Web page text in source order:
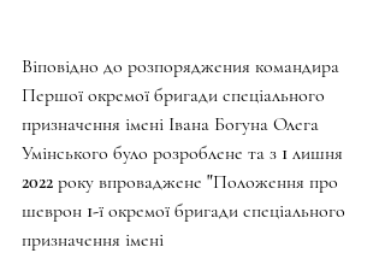
Віповідно до розпоряджения командира
Першої окремої бригади спеціального
призначення імені Івана Богуна Олега
Умінського було розроблене та з 1 лишня
2022 року впроваджене "Положення про
шеврон 1-ї окремої бригади спеціального
призначення імені